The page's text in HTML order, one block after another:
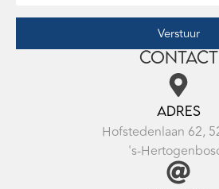
Verstuur
Contact
Adres
Hofstedenlaan 62,
's-